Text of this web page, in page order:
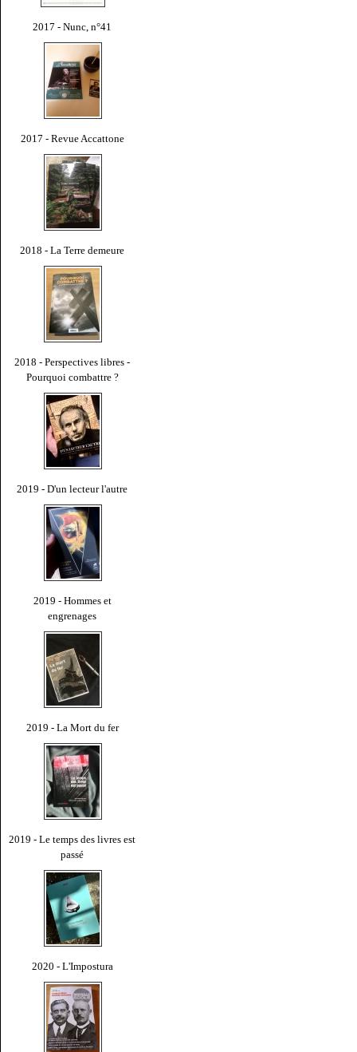
2017 - Nunc, n°41
2017 - Revue Accattone
2018 - La Terre demeure
2018 - Perspectives libres -
Pourquoi combattre ?
2019 - D'un lecteur l'autre
2019 - Hommes et
engrenages
2019 - La Mort du fer
2019 - Le temps des livres est
passé
2020 - L'Impostura